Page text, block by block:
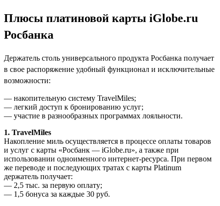
Плюсы платиновой карты iGlobe.ru
Росбанка
Держатель столь универсального продукта Росбанка получает
в свое распоряжение удобный функционал и исключительные
возможности:
— накопительную систему TravelMiles;
— легкий доступ к бронированию услуг;
— участие в разнообразных программах лояльности.
1. TravelMiles
Накопление миль осуществляется в процессе оплаты товаров
и услуг с карты «Росбанк — iGlobe.ru», а также при
использовании одноименного интернет-ресурса. При первом
же переводе и последующих тратах с карты Platinum
держатель получает:
— 2,5 тыс. за первую оплату;
— 1,5 бонуса за каждые 30 руб.